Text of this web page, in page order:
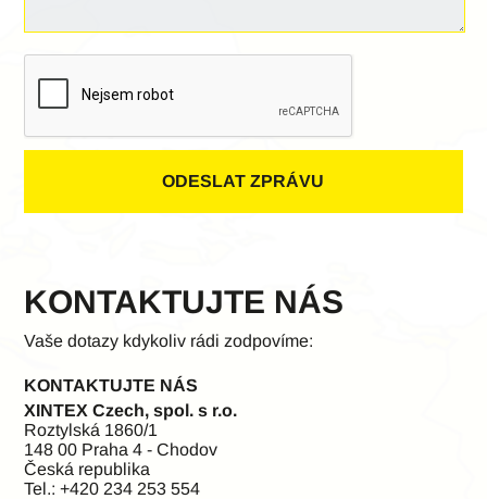
KONTAKTUJTE NÁS
Vaše dotazy kdykoliv rádi zodpovíme:
KONTAKTUJTE NÁS
XINTEX Czech, spol. s r.o.
Roztylská 1860/1
148 00 Praha 4 - Chodov
Česká republika
Tel.: +420 234 253 554